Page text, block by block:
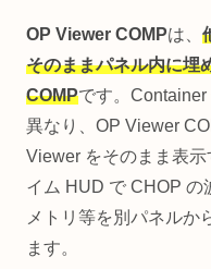
OP Viewer COMPは、
そのままパネル内に埋
COMPです。
異なり、OP Viewer
Viewer をそのまま表
イム HUD で CHOP の
メトリ等を別パネルか
ます。